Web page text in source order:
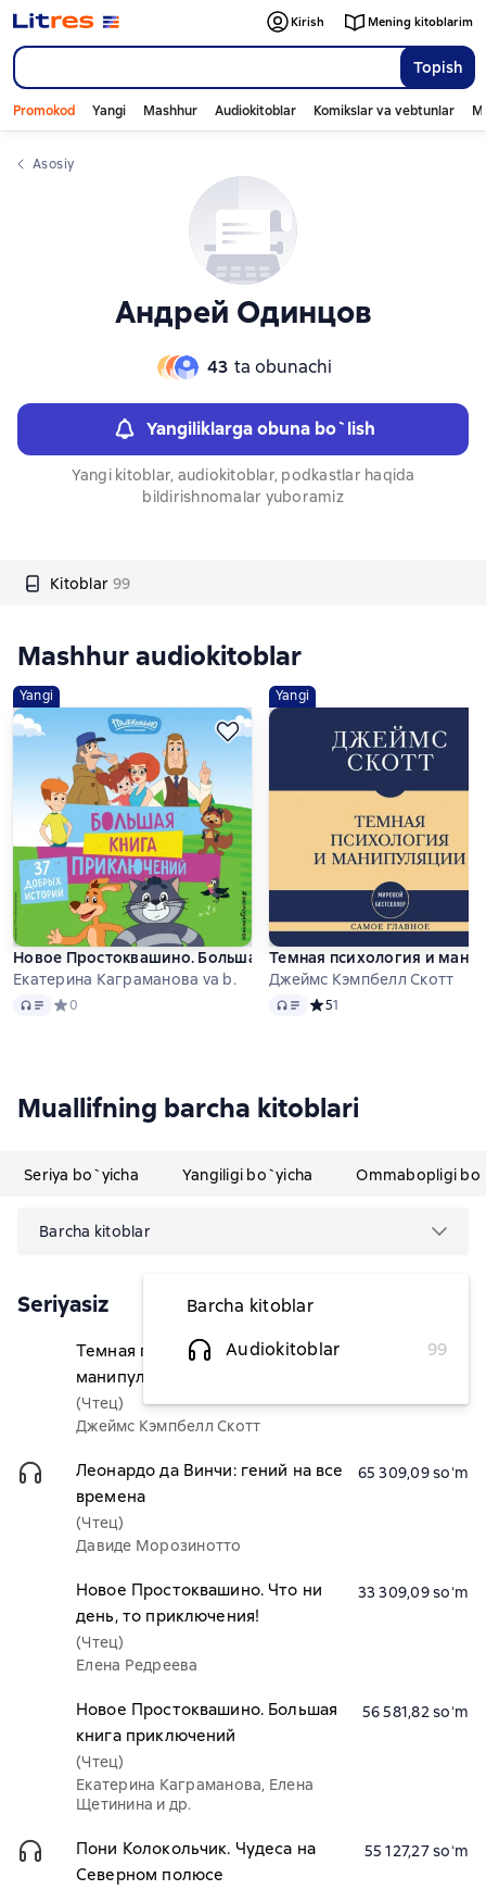
Topish
Kirish Mening kitoblarim
Promokod Yangi Mashhur Audiokitoblar Komikslar va vebtunlar
Asosiy
Андрей Одинцов
43 ta obunachi
Yangiliklarga obuna bo`lish
Yangi kitoblar, audiokitoblar, podkastlar haqida
bildirishnomalar yuboramiz
Kitoblar 99
Слайдер с книгами
Mashhur audiokitoblar
Yangi
Новое Простоквашино. Большая книга приключений
Екатерина Каграманова va b.
Audio Средний рейтинг 0 на основе 0 оценок
0
Yangi
Темная психология и
Джеймс Кэмпбелл Скотт
Audio Средний рейтинг 5 на
51
Muallifning barcha kitoblari
Seriya bo`yicha Yangiligi bo`yicha Ommabopligi
Barcha kitoblar
Barcha kitoblar
Audiokitoblar
99
Seriyasiz
Темная психология и
манипуляции: самое главное
(Чтец)
Джеймс Кэмпбелл Скотт
28 945,45 soʻm
Леонардо да Винчи: гений на все
времена
(Чтец)
Давиде Морозинотто
65 309,09 soʻm
Новое Простоквашино. Что ни
день, то приключения!
(Чтец)
Елена Редреева
33 309,09 soʻm
Новое Простоквашино. Большая
книга приключений
(Чтец)
Екатерина Каграманова, Елена
Щетинина и др.
56 581,82 soʻm
Пони Колокольчик. Чудеса на
Северном полюсе
55 127,27 soʻm